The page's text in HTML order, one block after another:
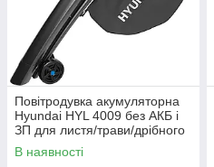
Повітродувка акумуляторна
Hyundai HYL 4009 без АКБ і
ЗП для листя/трави/дрібного
сміття 65 м/с 10000–17000
об/хв
В наявності